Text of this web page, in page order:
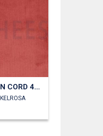
GEWASCHEN CORD 4.5W